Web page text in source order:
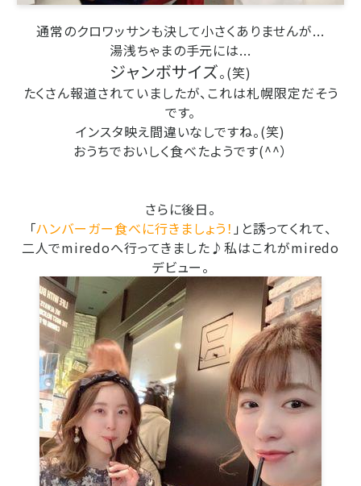
通常のクロワッサンも決して小さくありませんが...
湯浅ちゃまの手元には...
ジャンボサイズ。(笑)
たくさん報道されていましたが、これは札幌限定だそう
です。
インスタ映え間違いなしですね。(笑)
おうちでおいしく食べたようです(^^）
さらに後日。
「ハンバーガー食べに行きましょう！ 」と誘ってくれて、
二人でmiredoへ行ってきました♪私はこれがmiredo
デビュー。